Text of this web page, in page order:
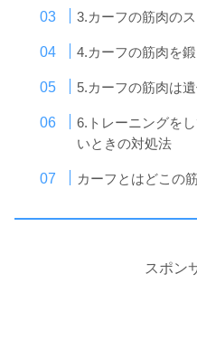
3.カーフの筋肉の
4.カーフの筋肉を
5.カーフの筋肉は
6.トレーニングを
いときの対処法
カーフとはどこの
スポン